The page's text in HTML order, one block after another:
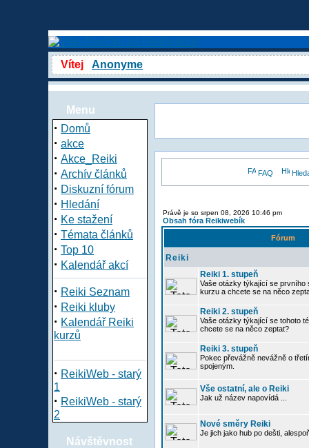
Vítej Anonyme
Menu
· Domů
· akce
· Akce_Reiki
· Archív článků
· Diskuzní fórum
· Hledání
· Ke stažení
· Témata článků
· Top 10
· Kalendář akcí
· Reiki Seznam
· Reiki kluby
· Kalendář Reiki
kurzů
· ReikiWeb - starý
1
· ReikiWeb - starý
2
Návštěvnost
FAQ
Právě je so srpen 08, 2026 10:46 pm
Obsah fóra Reikiwebík
Fórum
Reiki
Reiki 1. stupeň
Vaše otázky týkající se prvního
kurzu a chcete se na něco
Reiki 2. stupeň
Vaše otázky týkající se tohoto
chcete se na něco zeptat?
Reiki 3. stupeň
Pokec převážně nevážně o
spojeným.
Vše ostatní, ale o Reiki
Jak už název napovídá ...
Nové směry Reiki
Je jich jako hub po dešti,